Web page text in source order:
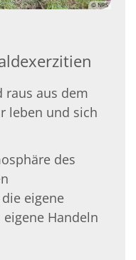
© NPS
raus aus dem
leben und sich
des
eigene
Handeln